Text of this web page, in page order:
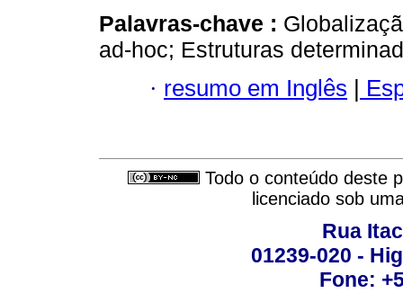
Palavras-chave :
ad-hoc; Estruturas
· resumo em Inglês |
Todo o conteúdo deste
licenciado sob
Rua
01239-020 -
Fone: